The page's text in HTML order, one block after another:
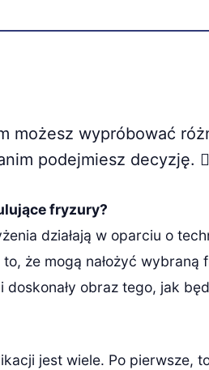
możesz wypróbować
podejmiesz decyzję.
fryzury?
działają w oparciu o
że mogą nałożyć wybraną
obraz tego, jak
jest wiele. Po pierwsze,